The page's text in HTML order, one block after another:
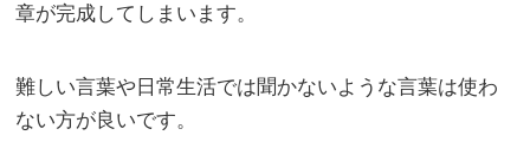
章が完成してしまいます。
難しい言葉や日常生活では聞かないような言葉は使わ
ない方が良いです。